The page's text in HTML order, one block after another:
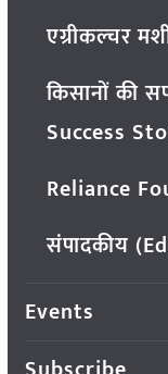
एग्रीकल्चर
किसानों की
Success
Reliance
संपादकीय
Events